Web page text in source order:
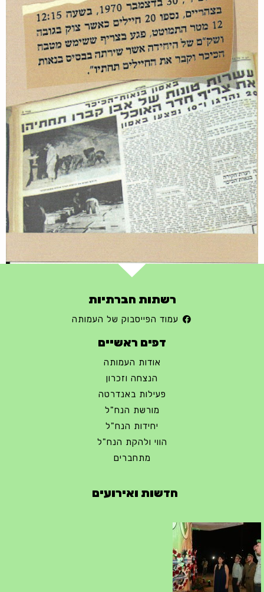
רשתות חברתיות
עמוד הפייסבוק של העמותה
דפים ראשיים
אודות העמותה
הנצחה וזכרון
פעילות באנדרטה
מורשת הנח"ל
יחידות הנח"ל
הווי ולהקת הנח"ל
מתחברים
חדשות ואירועים